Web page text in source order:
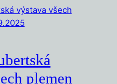
plemen